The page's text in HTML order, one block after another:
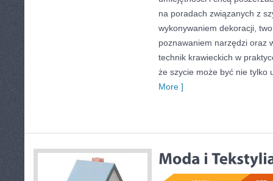
na poradach związanych z
wykonywaniem dekoracji,
poznawaniem narzędzi oraz
technik krawieckich w
że szycie może być nie tylko
More ]